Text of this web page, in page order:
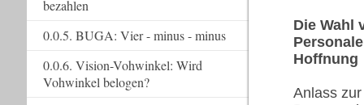
Die Wahl
Hoffnung
Anlass
bezahlen
0.0.5. BUGA: Vier - minus - minus
0.0.6. Vision-Vohwinkel: Wird
Vohwinkel belogen?